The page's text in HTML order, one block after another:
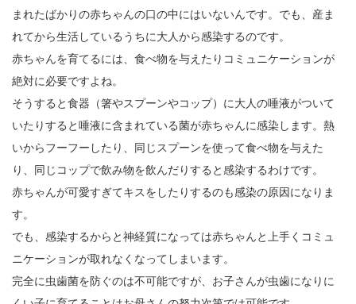
まれたばかりの赤ちゃんの口の中にはいないんです。でも、産ま
れてから生活しているうちに大人から感染するのです。
赤ちゃんを育てるには、食べ物を与えたりコミュニケーションが
絶対に必要ですよね。
そうすると食器（箸やスプーンやコップ）に大人の唾液がついて
いたりすると唾液に含まれている菌が赤ちゃんに感染します。熱
いからフーフーしたり、同じスプーンを使って食べ物を与えた
り、同じコップで飲み物を飲んだりすると感染するわけです。
赤ちゃんが可愛すぎてキスをしたりするのも感染の原因になりま
す。
でも、感染するからと神経質になっては赤ちゃんと上手くコミュ
ニケーションが取れなくなってしまいます。
完全に虫歯菌を防ぐのは不可能ですが、お子さんが虫歯になりに